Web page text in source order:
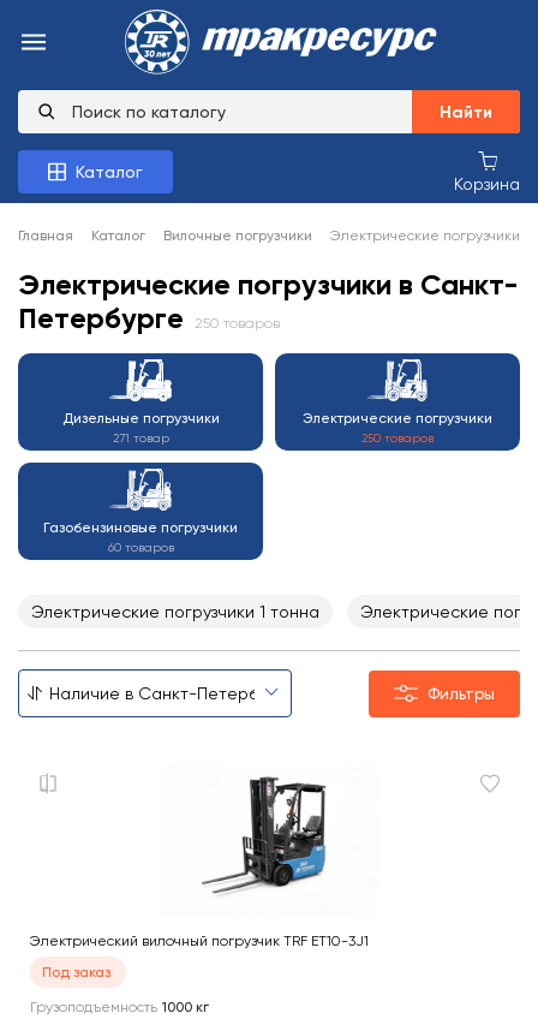
Найти
Каталог
Корзина
Главная Каталог Вилочные погрузчики Электрические погрузчики
Электрические погрузчики в Санкт-
Петербурге
250 товаров
Дизельные погрузчики
271 товар
Электрические погрузчики
250 товаров
Газобензиновые погрузчики
60 товаров
Электрические погрузчики 1 тонна Электрические
Фильтры
Электрический вилочный погрузчик TRF ET10-3J1
Под заказ
Грузоподъемность 1000 кг